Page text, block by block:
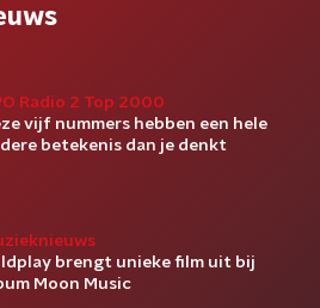
Radio 2 Top 2000
vijf nummers hebben een hele
betekenis dan je denkt
brengt unieke film uit bij
Moon Music